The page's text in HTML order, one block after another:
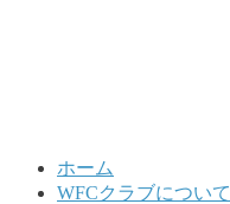
ホーム
WFCクラブについて